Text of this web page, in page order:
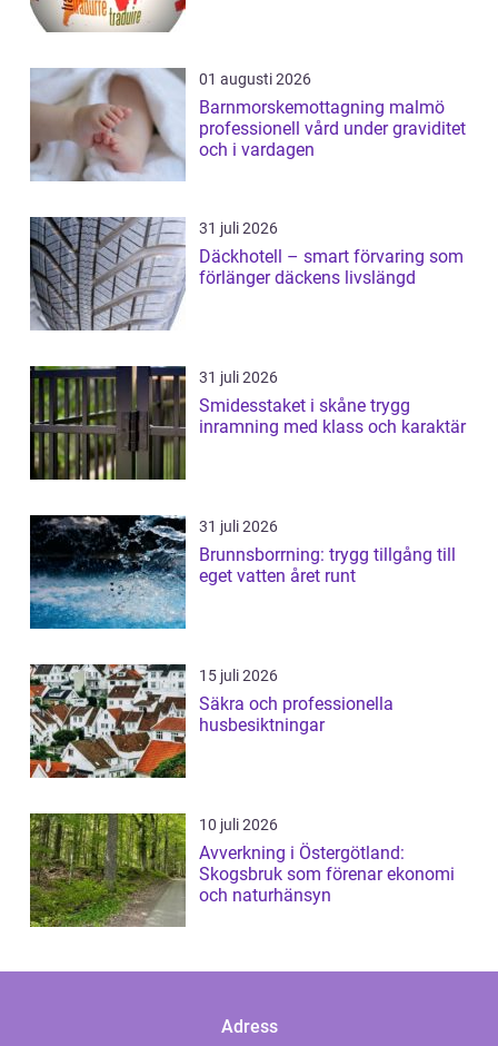
01 augusti 2026
Barnmorskemottagning malmö
professionell vård under graviditet
och i vardagen
31 juli 2026
Däckhotell – smart förvaring som
förlänger däckens livslängd
31 juli 2026
Smidesstaket i skåne trygg
inramning med klass och karaktär
31 juli 2026
Brunnsborrning: trygg tillgång till
eget vatten året runt
15 juli 2026
Säkra och professionella
husbesiktningar
10 juli 2026
Avverkning i Östergötland:
Skogsbruk som förenar ekonomi
och naturhänsyn
Adress